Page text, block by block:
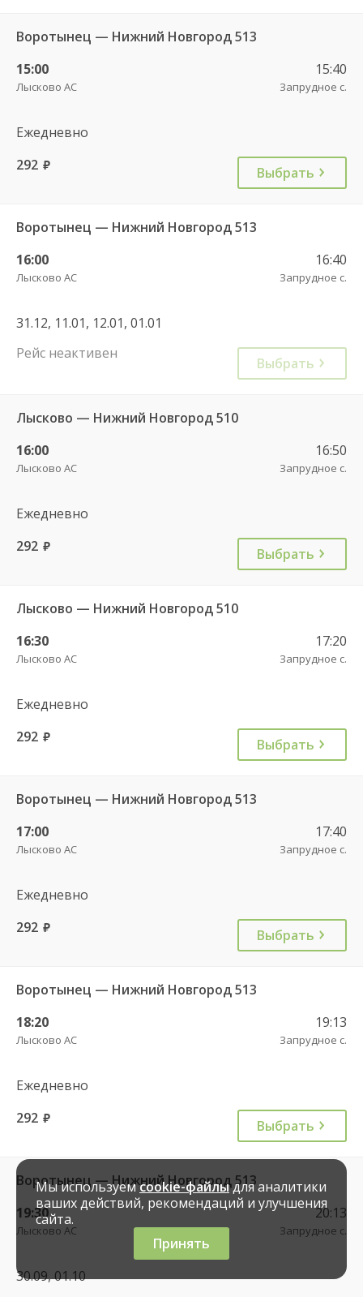
Воротынец — Нижний Новгород 513
15:00
Лысково АС
15:40
Запрудное с.
Ежедневно
292 руб. Выбрать
Воротынец — Нижний Новгород 513
16:00
Лысково АС
16:40
Запрудное с.
31.12, 11.01, 12.01, 01.01
Рейс неактивен
Выбрать
Лысково — Нижний Новгород 510
16:00
Лысково АС
16:50
Запрудное с.
Ежедневно
292 руб. Выбрать
Лысково — Нижний Новгород 510
16:30
Лысково АС
17:20
Запрудное с.
Ежедневно
292 руб. Выбрать
Воротынец — Нижний Новгород 513
17:00
Лысково АС
17:40
Запрудное с.
Ежедневно
292 руб. Выбрать
Воротынец — Нижний Новгород 513
18:20
Лысково АС
19:13
Запрудное с.
Ежедневно
292 руб. Выбрать
Воротынец — Нижний Новгород 513
19:30
Лысково АС
20:13
Запрудное с.
30.09, 01.10
Мы используемcookie-файлыдля аналитики
ваших действий, рекомендаций и улучшения
сайта.
Принять